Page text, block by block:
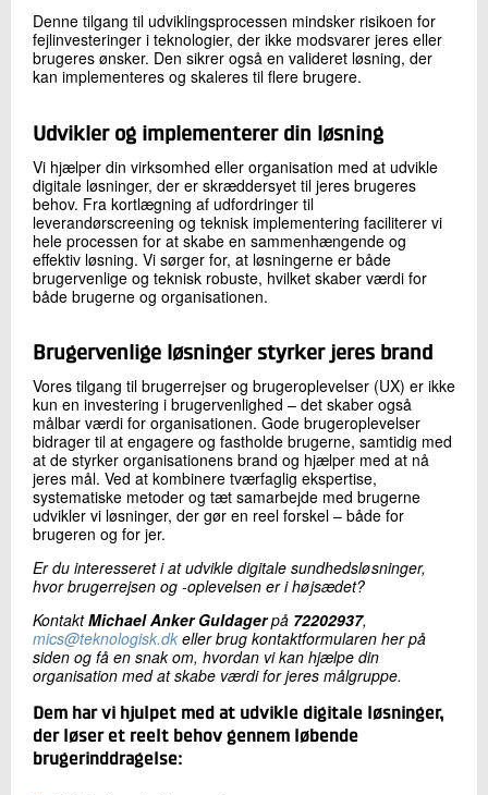
Denne tilgang til udviklingsprocessen mindsker risikoen for
fejlinvesteringer i teknologier, der ikke modsvarer jeres eller
brugeres ønsker. Den sikrer også en valideret løsning, der
kan implementeres og skaleres til flere brugere.
Udvikler og implementerer din løsning
Vi hjælper din virksomhed eller organisation med at udvikle
digitale løsninger, der er skræddersyet til jeres brugeres
behov. Fra kortlægning af udfordringer til
leverandørscreening og teknisk implementering faciliterer vi
hele processen for at skabe en sammenhængende og
effektiv løsning. Vi sørger for, at løsningerne er både
brugervenlige og teknisk robuste, hvilket skaber værdi for
både brugerne og organisationen.
Brugervenlige løsninger styrker jeres brand
Vores tilgang til brugerrejser og brugeroplevelser (UX) er ikke
kun en investering i brugervenlighed – det skaber også
målbar værdi for organisationen. Gode brugeroplevelser
bidrager til at engagere og fastholde brugerne, samtidig med
at de styrker organisationens brand og hjælper med at nå
jeres mål. Ved at kombinere tværfaglig ekspertise,
systematiske metoder og tæt samarbejde med brugerne
udvikler vi løsninger, der gør en reel forskel – både for
brugeren og for jer.
Er du interesseret i at udvikle digitale sundhedsløsninger,
hvor brugerrejsen og -oplevelsen er i højsædet?
KontaktMichael Anker Guldagerpå 72202937,
mics@teknologisk.dk eller brug kontaktformularen her på
siden og få en snak om, hvordan vi kan hjælpe din
organisation med at skabe værdi for jeres målgruppe.
Dem har vi hjulpet med at udvikle digitale løsninger,
der løser et reelt behov gennem løbende
brugerinddragelse: